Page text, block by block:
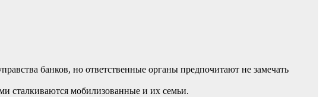
банков, но ответственные органы предпочитают не замечать
сталкиваются мобилизованные и их семьи.